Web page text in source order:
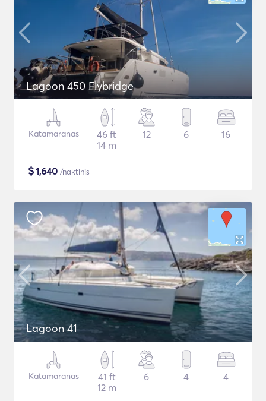
Lagoon 450 Flybridge
Katamaranas
46 ft
14 m
12 6 16
$1,640 /naktinis
Lagoon 41
Katamaranas
41 ft
12 m
6 4 4